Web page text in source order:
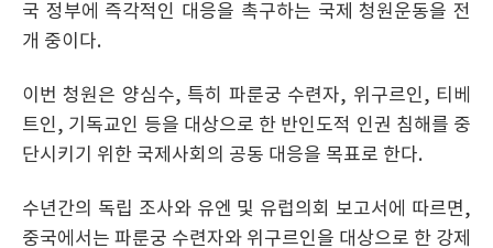
국 정부에 즉각적인 대응을 촉구하는 국제 청원운동을 전
개 중이다.
이번 청원은 양심수, 특히 파룬궁 수련자, 위구르인, 티베
트인, 기독교인 등을 대상으로 한 반인도적 인권 침해를 중
단시키기 위한 국제사회의 공동 대응을 목표로 한다.
수년간의 독립 조사와 유엔 및 유럽의회 보고서에 따르면,
중국에서는 파룬궁 수련자와 위구르인을 대상으로 한 강제